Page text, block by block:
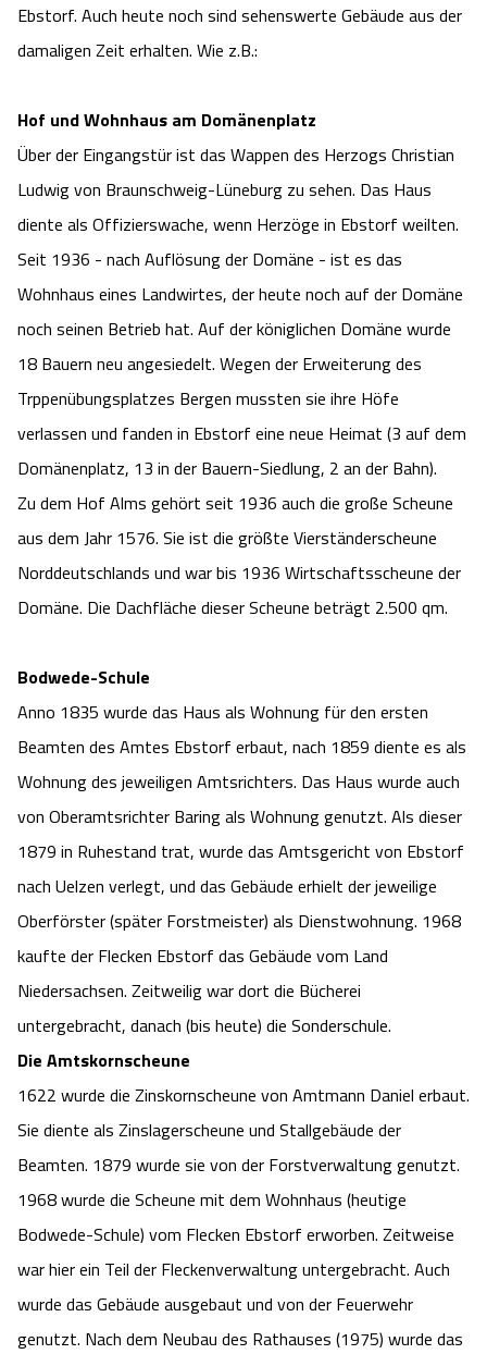
Camping
Urlaub mit Hund
Anreise
Kataloge
Videos
Shop
Kontakt
Reiten
Regionale Küche
Tiere
HeideSpezialitäten
Unterkünfte
Naturhotels
Urlaub mit Hund
Landschaftsführungen
Otter Zentrum
Wildpark Müden
Ralf Schumacher Kart & Bowl
Das verrückte Haus
Abenteuerland Trampolin-Park
Battle Kart Bispingen
Ausflugsziele
Shopping Celle
Unterkünfte Celle
Veranstaltungen & Führungen Celle
Ebstorf. Auch heute noch sind sehenswerte Gebäude aus der
damaligen Zeit erhalten. Wie z.B.:
Hof und Wohnhaus am Domänenplatz
Über der Eingangstür ist das Wappen des Herzogs Christian
Ludwig von Braunschweig-Lüneburg zu sehen. Das Haus
diente als Offizierswache, wenn Herzöge in Ebstorf weilten.
Seit 1936 - nach Auflösung der Domäne - ist es das
Wohnhaus eines Landwirtes, der heute noch auf der Domäne
noch seinen Betrieb hat. Auf der königlichen Domäne wurde
18 Bauern neu angesiedelt. Wegen der Erweiterung des
Trppenübungsplatzes Bergen mussten sie ihre Höfe
verlassen und fanden in Ebstorf eine neue Heimat (3 auf dem
Domänenplatz, 13 in der Bauern-Siedlung, 2 an der Bahn).
Zu dem Hof Alms gehört seit 1936 auch die große Scheune
aus dem Jahr 1576. Sie ist die größte Vierständerscheune
Norddeutschlands und war bis 1936 Wirtschaftsscheune der
Domäne. Die Dachfläche dieser Scheune beträgt 2.500 qm.
Bodwede-Schule
Anno 1835 wurde das Haus als Wohnung für den ersten
Beamten des Amtes Ebstorf erbaut, nach 1859 diente es als
Wohnung des jeweiligen Amtsrichters. Das Haus wurde auch
von Oberamtsrichter Baring als Wohnung genutzt. Als dieser
1879 in Ruhestand trat, wurde das Amtsgericht von Ebstorf
nach Uelzen verlegt, und das Gebäude erhielt der jeweilige
Oberförster (später Forstmeister) als Dienstwohnung. 1968
kaufte der Flecken Ebstorf das Gebäude vom Land
Niedersachsen. Zeitweilig war dort die Bücherei
untergebracht, danach (bis heute) die Sonderschule.
Die Amtskornscheune
1622 wurde die Zinskornscheune von Amtmann Daniel erbaut.
Sie diente als Zinslagerscheune und Stallgebäude der
Beamten. 1879 wurde sie von der Forstverwaltung genutzt.
1968 wurde die Scheune mit dem Wohnhaus (heutige
Bodwede-Schule) vom Flecken Ebstorf erworben. Zeitweise
war hier ein Teil der Fleckenverwaltung untergebracht. Auch
wurde das Gebäude ausgebaut und von der Feuerwehr
genutzt. Nach dem Neubau des Rathauses (1975) wurde das